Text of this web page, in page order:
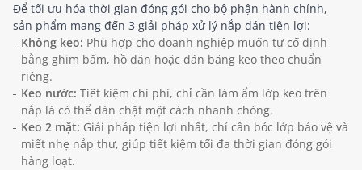
Để tối ưu hóa thời gian đóng gói cho bộ phận hành chính,
sản phẩm mang đến 3 giải pháp xử lý nắp dán tiện lợi:
Không keo: Phù hợp cho doanh nghiệp muốn tự cố định
bằng ghim bấm, hồ dán hoặc dán băng keo theo chuẩn
riêng.
Keo nước: Tiết kiệm chi phí, chỉ cần làm ẩm lớp keo trên
nắp là có thể dán chặt một cách nhanh chóng.
Keo 2 mặt: Giải pháp tiện lợi nhất, chỉ cần bóc lớp bảo vệ và
miết nhẹ nắp thư, giúp tiết kiệm tối đa thời gian đóng gói
hàng loạt.